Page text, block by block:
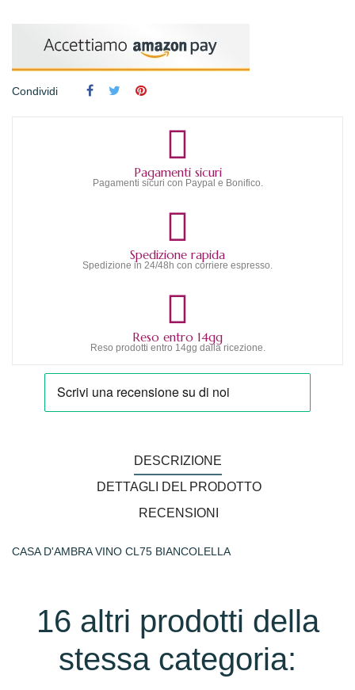
Condividi
Pagamenti sicuri
Pagamenti sicuri con Paypal e Bonifico.
Spedizione rapida
Spedizione in 24/48h con corriere espresso.
Reso entro 14gg
Reso prodotti entro 14gg dalla ricezione.
DESCRIZIONE
DETTAGLI DEL PRODOTTO
RECENSIONI
CASA D'AMBRA VINO CL75 BIANCOLELLA
16 altri prodotti della
stessa categoria: